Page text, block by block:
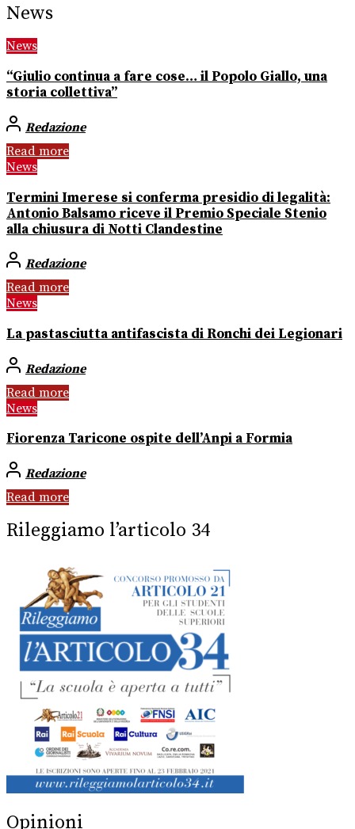
News
News
“Giulio continua a fare cose… il Popolo Giallo, una
storia collettiva”
Redazione
Read more
News
Termini Imerese si conferma presidio di legalità:
Antonio Balsamo riceve il Premio Speciale Stenio
alla chiusura di Notti Clandestine
Redazione
Read more
News
La pastasciutta antifascista di Ronchi dei Legionari
Redazione
Read more
News
Fiorenza Taricone ospite dell’Anpi a Formia
Redazione
Read more
Rileggiamo l’articolo 34
Opinioni